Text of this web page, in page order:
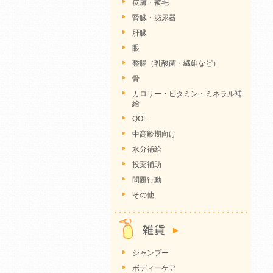
皮膚・被毛
腎臓・泌尿器
肝臓
眼
整腸（乳酸菌・繊維など）
骨
カロリー・ビタミン・ミネラル補
給
QOL
中高齢期向け
水分補給
投薬補助
問題行動
その他
シャンプー
ボディーケア